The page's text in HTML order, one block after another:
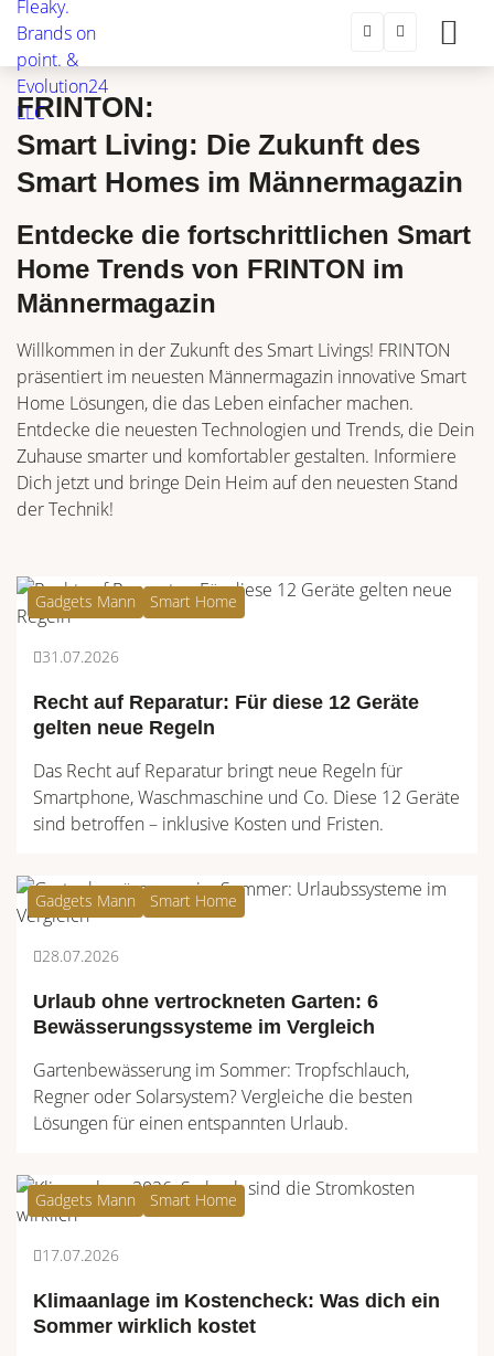
FRINTON:
Smart Living: Die Zukunft des
Smart Homes im Männermagazin
Entdecke die fortschrittlichen Smart
Home Trends von FRINTON im
Männermagazin
Willkommen in der Zukunft des Smart Livings! FRINTON
präsentiert im neuesten Männermagazin innovative Smart
Home Lösungen, die das Leben einfacher machen.
Entdecke die neuesten Technologien und Trends, die Dein
Zuhause smarter und komfortabler gestalten. Informiere
Dich jetzt und bringe Dein Heim auf den neuesten Stand
der Technik!
Gadgets Mann Smart Home
31.07.2026
Recht auf Reparatur: Für diese 12 Geräte
gelten neue Regeln
Das Recht auf Reparatur bringt neue Regeln für
Smartphone, Waschmaschine und Co. Diese 12 Geräte
sind betroffen – inklusive Kosten und Fristen.
Gadgets Mann Smart Home
28.07.2026
Urlaub ohne vertrockneten Garten: 6
Bewässerungssysteme im Vergleich
Gartenbewässerung im Sommer: Tropfschlauch,
Regner oder Solarsystem? Vergleiche die besten
Lösungen für einen entspannten Urlaub.
Gadgets Mann Smart Home
17.07.2026
Klimaanlage im Kostencheck: Was dich ein
Sommer wirklich kostet